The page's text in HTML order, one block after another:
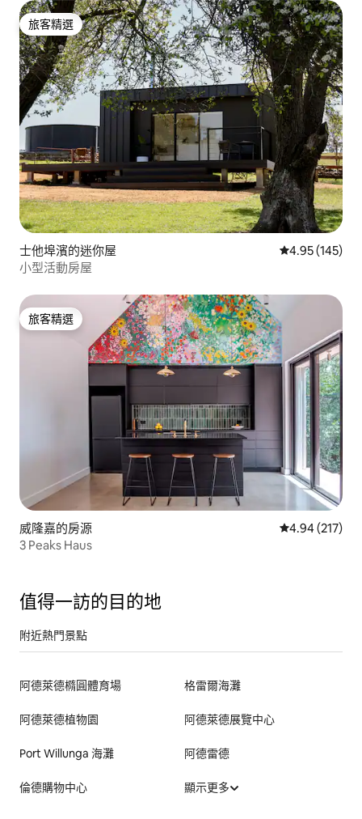
旅客精選
旅客精選
士他埠濱的迷你屋 從 145 則評價
4.95 (145)
小型活動房屋
旅客精選
旅客精選
威隆嘉的房源 從 217 則評價
4.94 (217)
3 Peaks Haus
值得一訪的目的地
附近熱門景點
阿德萊德橢圓體育場 格雷爾海灘
阿德萊德植物園 阿德萊德展覽中心
Port Willunga 海灘 阿德雷德
倫德購物中心 顯示更多